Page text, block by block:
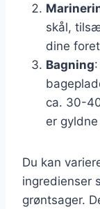
skål,
dine
Bagning
ca. 30-
er
Du kan
ingredienser
grøntsager.